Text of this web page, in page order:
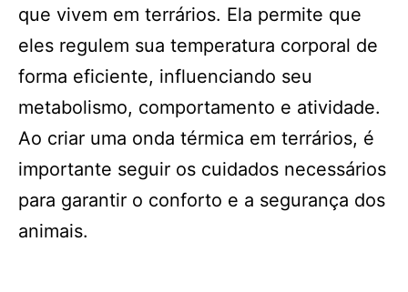
que vivem em terrários. Ela permite que
eles regulem sua temperatura corporal de
forma eficiente, influenciando seu
metabolismo, comportamento e atividade.
Ao criar uma onda térmica em terrários, é
importante seguir os cuidados necessários
para garantir o conforto e a segurança dos
animais.